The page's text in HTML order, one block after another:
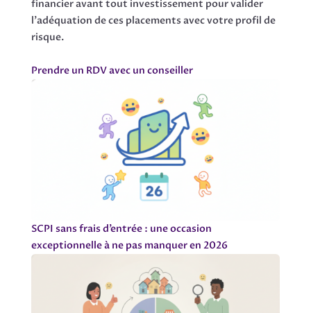
financier avant tout investissement pour valider
l’adéquation de ces placements avec votre profil de
risque.
Prendre un RDV avec un conseiller
SCPI sans frais d’entrée : une occasion
exceptionnelle à ne pas manquer en 2026